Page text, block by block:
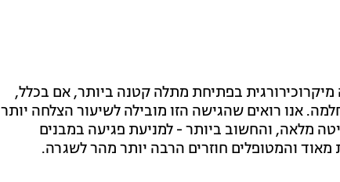
בפתיחת מתלה קטנה ביותר, אם בכלל,
אנו רואים שהגישה הזו מובילה לשיעור הצלחה יותר
מלאה, והחשוב ביותר - למניעת פגיעה במבנים
והמטופלים חוזרים הרבה יותר מהר לשגרה.